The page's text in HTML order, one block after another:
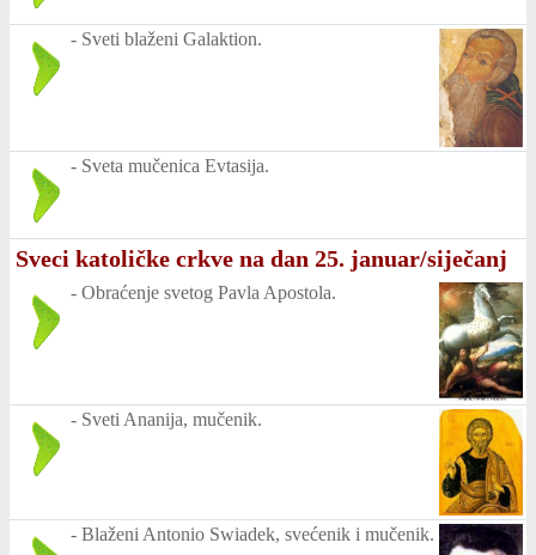
- Sveti blaženi Galaktion.
- Sveta mučenica Evtasija.
Sveci katoličke crkve na dan 25. januar/siječanj
- Obraćenje svetog Pavla Apostola.
- Sveti Ananija, mučenik.
- Blaženi Antonio Swiadek, svećenik i mučenik.